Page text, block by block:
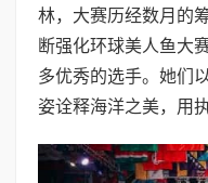
林，大赛历经数月的
断强化环球美人鱼大
多优秀的选手。她们
姿诠释海洋之美，用